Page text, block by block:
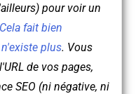
pour voir un
Cela fait bien
plus. Vous
de vos pages,
SEO (ni négative, ni